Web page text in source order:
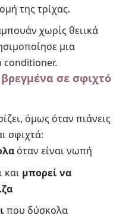
της τρίχας.
χωρίς θειικά
μια
conditioner.
σε σφιχτό
όμως όταν πιάνεις
σφιχτά:
όταν είναι νωπή
και μπορεί να
που δύσκολα